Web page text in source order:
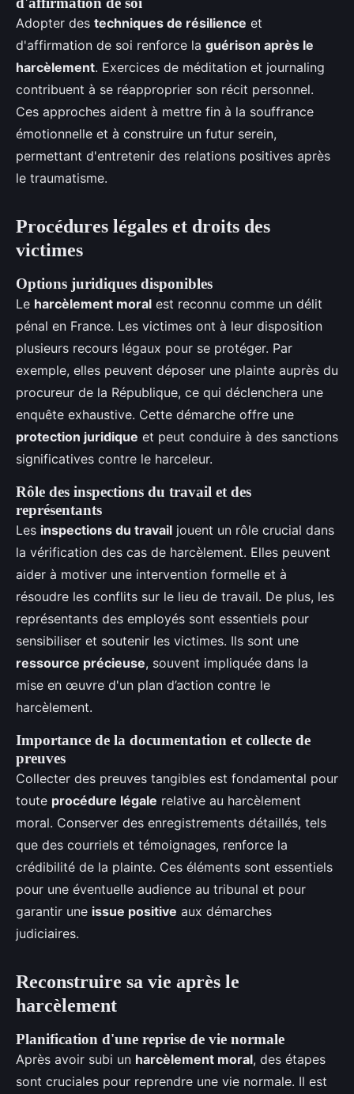
Adopter des techniques de résilience et
d'affirmation de soi renforce la guérison après le
harcèlement. Exercices de méditation et journaling
contribuent à se réapproprier son récit personnel.
Ces approches aident à mettre fin à la souffrance
émotionnelle et à construire un futur serein,
permettant d'entretenir des relations positives après
le traumatisme.
Procédures légales et droits des
victimes
Options juridiques disponibles
Le harcèlement moral est reconnu comme un délit
pénal en France. Les victimes ont à leur disposition
plusieurs recours légaux pour se protéger. Par
exemple, elles peuvent déposer une plainte auprès du
procureur de la République, ce qui déclenchera une
enquête exhaustive. Cette démarche offre une
protection juridique et peut conduire à des sanctions
significatives contre le harceleur.
Rôle des inspections du travail et des
représentants
Les inspections du travail jouent un rôle crucial dans
la vérification des cas de harcèlement. Elles peuvent
aider à motiver une intervention formelle et à
résoudre les conflits sur le lieu de travail. De plus, les
représentants des employés sont essentiels pour
sensibiliser et soutenir les victimes. Ils sont une
ressource précieuse, souvent impliquée dans la
mise en œuvre d'un plan d’action contre le
harcèlement.
Importance de la documentation et collecte de
preuves
Collecter des preuves tangibles est fondamental pour
toute procédure légale relative au harcèlement
moral. Conserver des enregistrements détaillés, tels
que des courriels et témoignages, renforce la
crédibilité de la plainte. Ces éléments sont essentiels
pour une éventuelle audience au tribunal et pour
garantir une issue positive aux démarches
judiciaires.
Reconstruire sa vie après le
harcèlement
Planification d'une reprise de vie normale
Après avoir subi un harcèlement moral, des étapes
sont cruciales pour reprendre une vie normale. Il est